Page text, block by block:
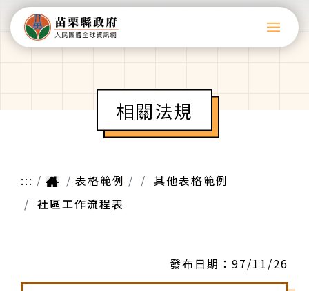
相關法規
::: 表格範例
其他表格範例
社區工作流程表
發布日期： 97/11/26